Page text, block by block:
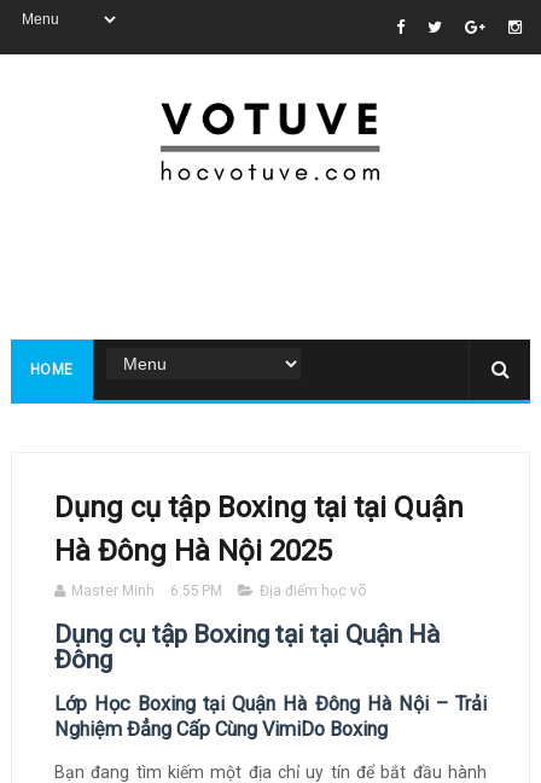
HOME
Dụng cụ tập Boxing tại tại Quận
Hà Đông Hà Nội 2025
Master Minh 6:55 PM Địa điểm học võ
Dụng cụ tập Boxing tại tại Quận Hà
Đông
Lớp Học Boxing tại Quận Hà Đông Hà Nội – Trải
Nghiệm Đẳng Cấp Cùng VimiDo Boxing
Bạn đang tìm kiếm một địa chỉ uy tín để bắt đầu hành